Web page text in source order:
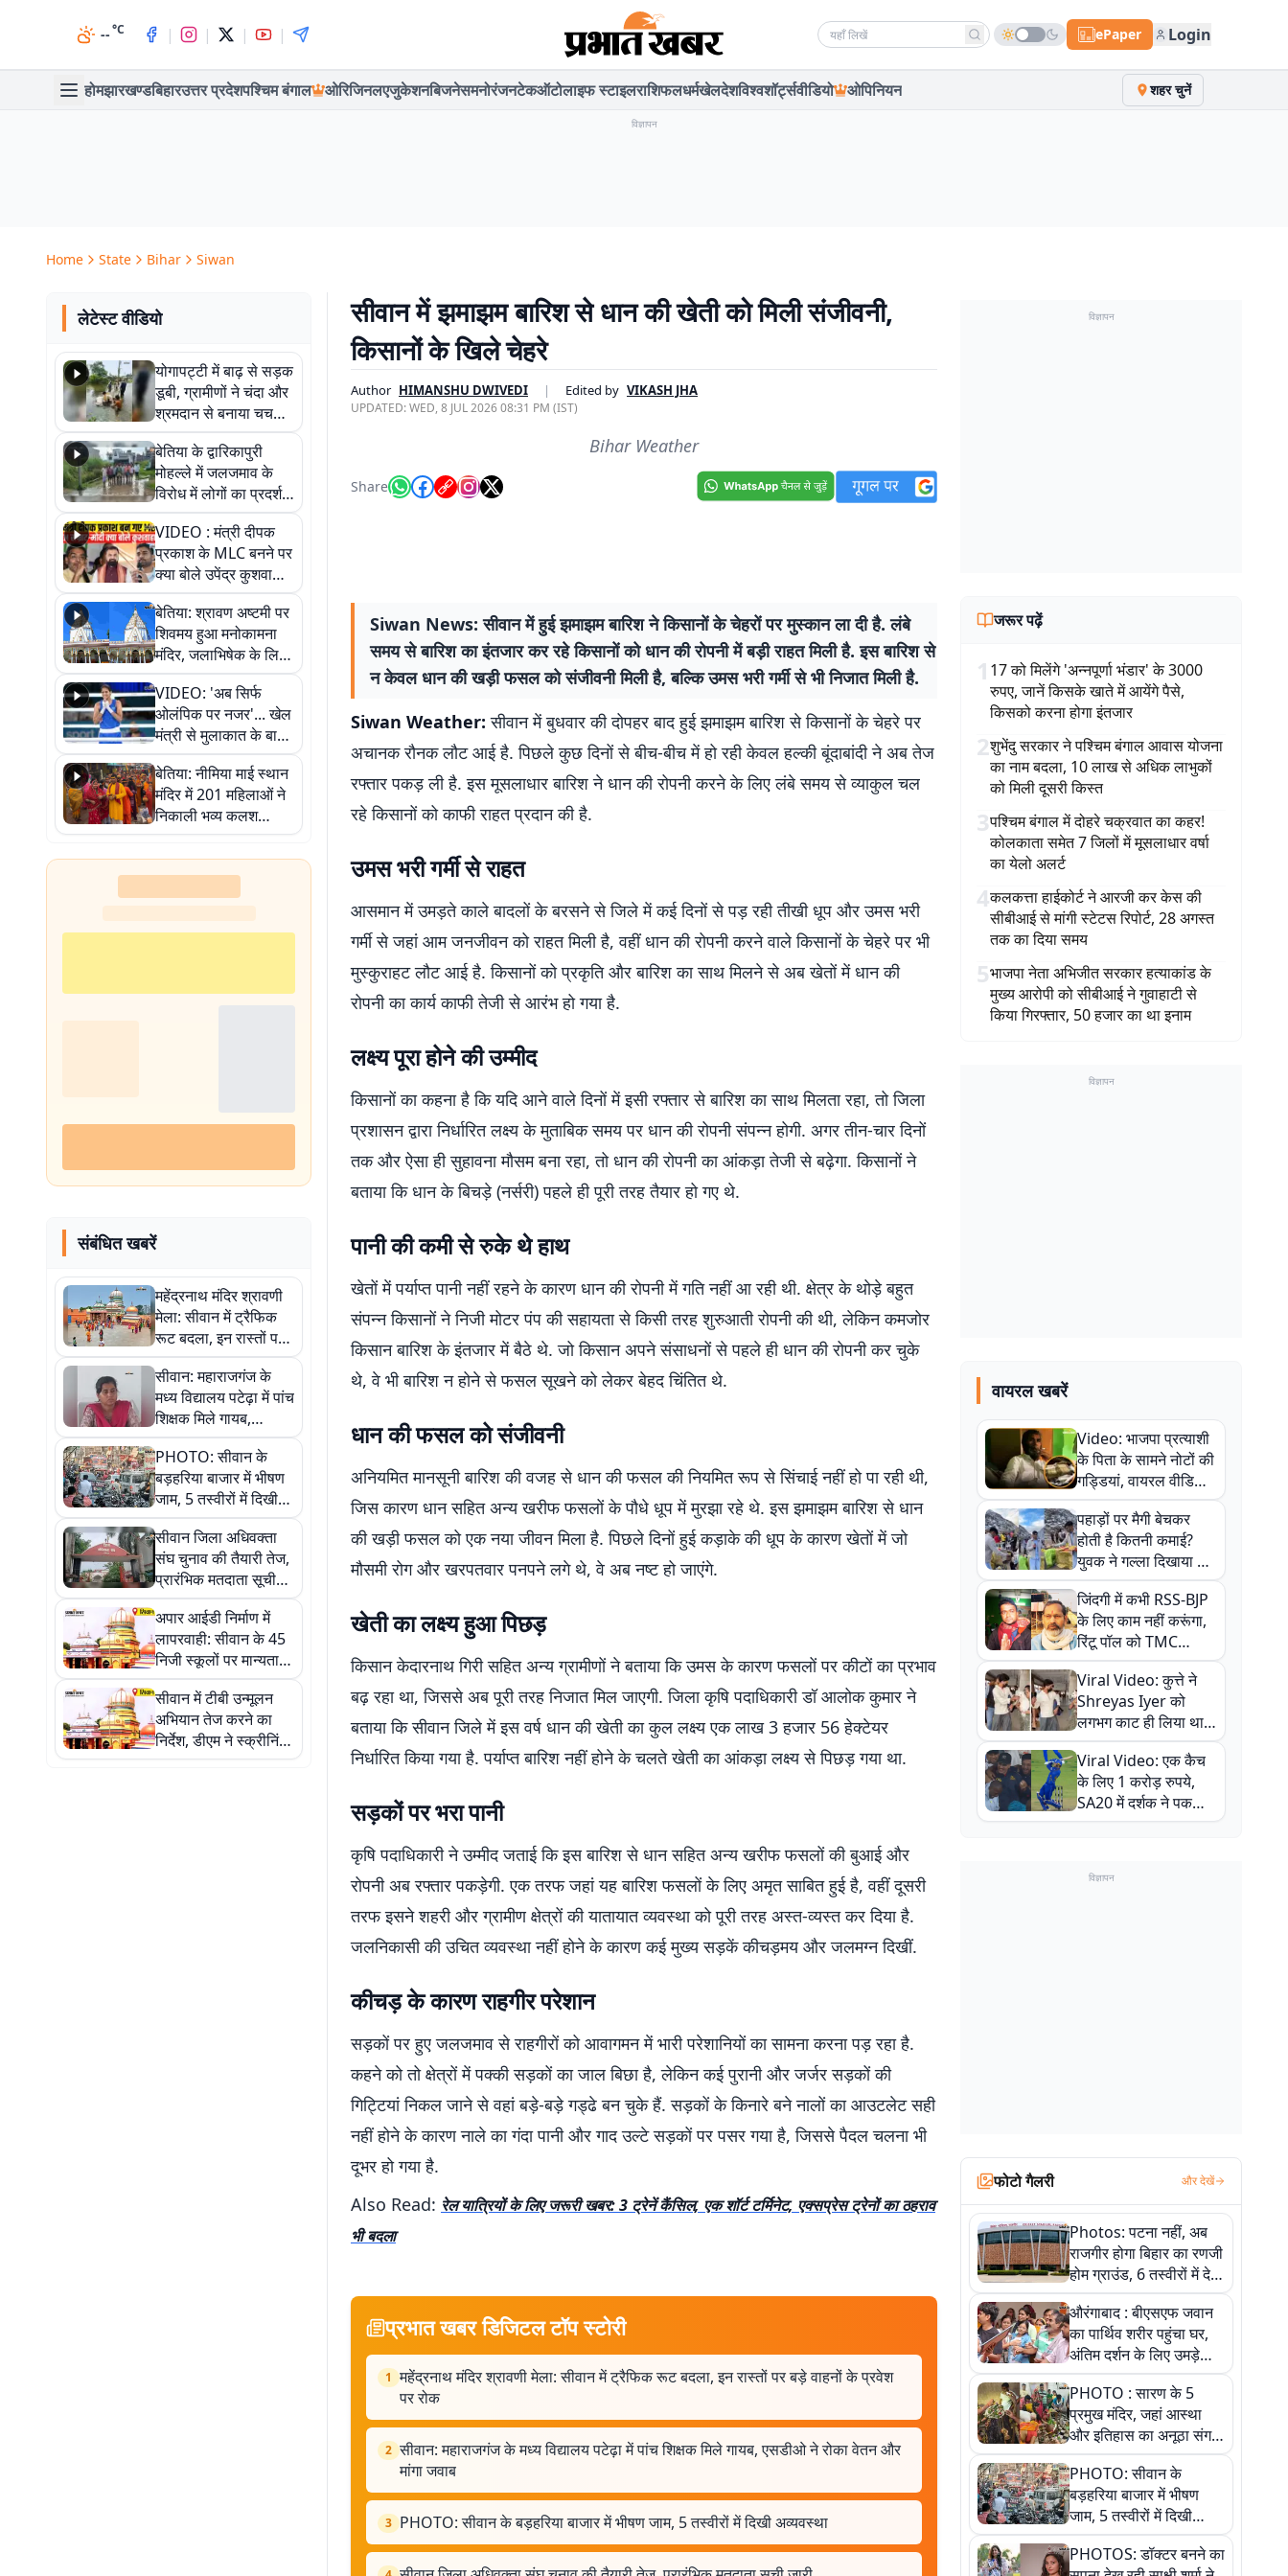
--°C | | | | Search news ePaper Login
होमझारखण्डबिहारउत्तर प्रदेशपश्चिम बंगाल ओरिजिनलएजुकेशनबिजनेसमनोरंजनटेकऑटोलाइफ स्टाइलराशिफलधर्मखेलदेशविश्वशॉर्ट्सवीडियो ओपिनियन शहर चुनें
विज्ञापन
Home State Bihar Siwan
लेटेस्ट वीडियो
योगापट्टी में बाढ़ से सड़क
डूबी, ग्रामीणों ने चंदा और
श्रमदान से बनाया चचरी
पुल
बेतिया के द्वारिकापुरी
मोहल्ले में जलजमाव के
विरोध में लोगों का प्रदर्शन,
स्थायी समाधान की मांग
VIDEO : मंत्री दीपक
प्रकाश के MLC बनने पर
क्या बोले उपेंद्र कुशवाहा,
सुनिए
बेतिया: श्रावण अष्टमी पर
शिवमय हुआ मनोकामना
मंदिर, जलाभिषेक के लिए
लगी लंबी कतारें
VIDEO: 'अब सिर्फ
ओलंपिक पर नजर'... खेल
मंत्री से मुलाकात के बाद
जैसमीन लंबोरिया का बड़ा
बयान
बेतिया: नीमिया माई स्थान
मंदिर में 201 महिलाओं ने
निकाली भव्य कलश
शोभायात्रा, शिवलिंग
प्राण-प्रतिष्ठा महोत्सव
शुरू
संबंधित खबरें
महेंद्रनाथ मंदिर श्रावणी
मेला: सीवान में ट्रैफिक
रूट बदला, इन रास्तों पर
बड़े वाहनों के प्रवेश पर
रोक
सीवान: महाराजगंज के
मध्य विद्यालय पटेढ़ा में पांच
शिक्षक मिले गायब,
एसडीओ ने रोका वेतन और
मांगा जवाब
PHOTO: सीवान के
बड़हरिया बाजार में भीषण
जाम, 5 तस्वीरों में दिखी
अव्यवस्था
सीवान जिला अधिवक्ता
संघ चुनाव की तैयारी तेज,
प्रारंभिक मतदाता सूची
जारी
अपार आईडी निर्माण में
लापरवाही: सीवान के 45
निजी स्कूलों पर मान्यता
खत्म होने का खतरा
सीवान में टीबी उन्मूलन
अभियान तेज करने का
निर्देश, डीएम ने स्क्रीनिंग
और मरीजों की निगरानी
सीवान में झमाझम बारिश से धान की खेती को मिली संजीवनी,
किसानों के खिले चेहरे
Author HIMANSHU DWIVEDI | Edited by VIKASH JHA
UPDATED:WED, 8 JUL 2026 08:31 PM (IST)
Bihar Weather
Share
Siwan News: सीवान में हुई झमाझम बारिश ने किसानों के चेहरों पर मुस्कान ला दी है. लंबे
समय से बारिश का इंतजार कर रहे किसानों को धान की रोपनी में बड़ी राहत मिली है. इस बारिश से
न केवल धान की खड़ी फसल को संजीवनी मिली है, बल्कि उमस भरी गर्मी से भी निजात मिली है.
Siwan Weather: सीवान में बुधवार की दोपहर बाद हुई झमाझम बारिश से किसानों के चेहरे पर
अचानक रौनक लौट आई है. पिछले कुछ दिनों से बीच-बीच में हो रही केवल हल्की बूंदाबांदी ने अब तेज
रफ्तार पकड़ ली है. इस मूसलाधार बारिश ने धान की रोपनी करने के लिए लंबे समय से व्याकुल चल
रहे किसानों को काफी राहत प्रदान की है.
उमस भरी गर्मी से राहत
आसमान में उमड़ते काले बादलों के बरसने से जिले में कई दिनों से पड़ रही तीखी धूप और उमस भरी
गर्मी से जहां आम जनजीवन को राहत मिली है, वहीं धान की रोपनी करने वाले किसानों के चेहरे पर भी
मुस्कुराहट लौट आई है. किसानों को प्रकृति और बारिश का साथ मिलने से अब खेतों में धान की
रोपनी का कार्य काफी तेजी से आरंभ हो गया है.
लक्ष्य पूरा होने की उम्मीद
किसानों का कहना है कि यदि आने वाले दिनों में इसी रफ्तार से बारिश का साथ मिलता रहा, तो जिला
प्रशासन द्वारा निर्धारित लक्ष्य के मुताबिक समय पर धान की रोपनी संपन्न होगी. अगर तीन-चार दिनों
तक और ऐसा ही सुहावना मौसम बना रहा, तो धान की रोपनी का आंकड़ा तेजी से बढ़ेगा. किसानों ने
बताया कि धान के बिचड़े (नर्सरी) पहले ही पूरी तरह तैयार हो गए थे.
पानी की कमी से रुके थे हाथ
खेतों में पर्याप्त पानी नहीं रहने के कारण धान की रोपनी में गति नहीं आ रही थी. क्षेत्र के थोड़े बहुत
संपन्न किसानों ने निजी मोटर पंप की सहायता से किसी तरह शुरुआती रोपनी की थी, लेकिन कमजोर
किसान बारिश के इंतजार में बैठे थे. जो किसान अपने संसाधनों से पहले ही धान की रोपनी कर चुके
थे, वे भी बारिश न होने से फसल सूखने को लेकर बेहद चिंतित थे.
धान की फसल को संजीवनी
अनियमित मानसूनी बारिश की वजह से धान की फसल की नियमित रूप से सिंचाई नहीं हो पा रही थी,
जिस कारण धान सहित अन्य खरीफ फसलों के पौधे धूप में मुरझा रहे थे. इस झमाझम बारिश से धान
की खड़ी फसल को एक नया जीवन मिला है. पिछले दिनों हुई कड़ाके की धूप के कारण खेतों में जो
मौसमी रोग और खरपतवार पनपने लगे थे, वे अब नष्ट हो जाएंगे.
खेती का लक्ष्य हुआ पिछड़
किसान केदारनाथ गिरी सहित अन्य ग्रामीणों ने बताया कि उमस के कारण फसलों पर कीटों का प्रभाव
बढ़ रहा था, जिससे अब पूरी तरह निजात मिल जाएगी. जिला कृषि पदाधिकारी डॉ आलोक कुमार ने
बताया कि सीवान जिले में इस वर्ष धान की खेती का कुल लक्ष्य एक लाख 3 हजार 56 हेक्टेयर
निर्धारित किया गया है. पर्याप्त बारिश नहीं होने के चलते खेती का आंकड़ा लक्ष्य से पिछड़ गया था.
सड़कों पर भरा पानी
कृषि पदाधिकारी ने उम्मीद जताई कि इस बारिश से धान सहित अन्य खरीफ फसलों की बुआई और
रोपनी अब रफ्तार पकड़ेगी. एक तरफ जहां यह बारिश फसलों के लिए अमृत साबित हुई है, वहीं दूसरी
तरफ इसने शहरी और ग्रामीण क्षेत्रों की यातायात व्यवस्था को पूरी तरह अस्त-व्यस्त कर दिया है.
जलनिकासी की उचित व्यवस्था नहीं होने के कारण कई मुख्य सड़कें कीचड़मय और जलमग्न दिखीं.
कीचड़ के कारण राहगीर परेशान
सड़कों पर हुए जलजमाव से राहगीरों को आवागमन में भारी परेशानियों का सामना करना पड़ रहा है.
कहने को तो क्षेत्रों में पक्की सड़कों का जाल बिछा है, लेकिन कई पुरानी और जर्जर सड़कों की
गिट्टियां निकल जाने से वहां बड़े-बड़े गड्ढे बन चुके हैं. सड़कों के किनारे बने नालों का आउटलेट सही
नहीं होने के कारण नाले का गंदा पानी और गाद उल्टे सड़कों पर पसर गया है, जिससे पैदल चलना भी
दूभर हो गया है.
Also Read: रेल यात्रियों के लिए जरूरी खबर:3 ट्रेनें कैंसिल, एक शॉर्ट टर्मिनेट, एक्सप्रेस ट्रेनों का ठहराव
भी बदला
प्रभात खबर डिजिटल टॉप स्टोरी
1 महेंद्रनाथ मंदिर श्रावणी मेला: सीवान में ट्रैफिक रूट बदला, इन रास्तों पर बड़े वाहनों के प्रवेश
पर रोक
2 सीवान: महाराजगंज के मध्य विद्यालय पटेढ़ा में पांच शिक्षक मिले गायब, एसडीओ ने रोका वेतन और
मांगा जवाब
3 PHOTO: सीवान के बड़हरिया बाजार में भीषण जाम, 5 तस्वीरों में दिखी अव्यवस्था
विज्ञापन
जरूर पढ़ें
1 17 को मिलेंगे 'अन्नपूर्णा भंडार' के 3000
रुपए, जानें किसके खाते में आयेंगे पैसे,
किसको करना होगा इंतजार
2शुभेंदु सरकार ने पश्चिम बंगाल आवास योजना
का नाम बदला, 10 लाख से अधिक लाभुकों
को मिली दूसरी किस्त
3पश्चिम बंगाल में दोहरे चक्रवात का कहर!
कोलकाता समेत 7 जिलों में मूसलाधार वर्षा
का येलो अलर्ट
4कलकत्ता हाईकोर्ट ने आरजी कर केस की
सीबीआई से मांगी स्टेटस रिपोर्ट, 28 अगस्त
तक का दिया समय
5भाजपा नेता अभिजीत सरकार हत्याकांड के
मुख्य आरोपी को सीबीआई ने गुवाहाटी से
किया गिरफ्तार, 50 हजार का था इनाम
विज्ञापन
वायरल खबरें
Video: भाजपा प्रत्याशी
के पिता के सामने नोटों की
गड्डियां, वायरल वीडियो
से राजनीति में उबाल,
अजित महतो बोले- TMC
की गंदी चाल
पहाड़ों पर मैगी बेचकर
होती है कितनी कमाई?
युवक ने गल्ला दिखाया तो
नौकरी वालों के खड़े हो गए
कान
जिंदगी में कभी RSS-BJP
के लिए काम नहीं करूंगा,
रिंटू पॉल को TMC
ऑफिस में ले जाकर पीटा,
Video वायरल
Viral Video: कुत्ते ने
Shreyas Iyer को
लगभग काट ही लिया था,
न्यूजीलैंड सीरीज से पहले
बाल-बाल बचे
Viral Video: एक कैच
के लिए 1 करोड़ रुपये,
SA20 में दर्शक ने पकड़ा
एक हाथ से गजब का कैच
विज्ञापन
फोटो गैलरी और देखें
Photos: पटना नहीं, अब
राजगीर होगा बिहार का रणजी
होम ग्राउंड, 6 तस्वीरों में देखें
नए स्टेडियम की पूरी कहानी
औरंगाबाद : बीएसएफ जवान
का पार्थिव शरीर पहुंचा घर,
अंतिम दर्शन के लिए उमड़े
लोग
PHOTO : सारण के 5
प्रमुख मंदिर, जहां आस्था
और इतिहास का अनूठा संगम,
तस्वीरों में जानिए
PHOTO: सीवान के
बड़हरिया बाजार में भीषण
जाम, 5 तस्वीरों में दिखी
अव्यवस्था
PHOTOS: डॉक्टर बनने का